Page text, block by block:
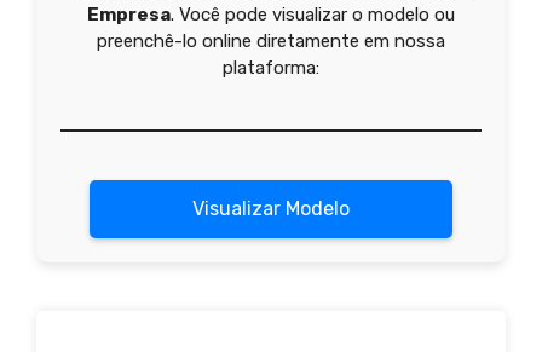
Empresa. Você pode visualizar o modelo ou
preenchê-lo online diretamente em nossa
plataforma:
Visualizar Modelo